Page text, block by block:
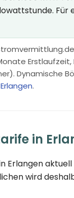
Dynamische
.
in
Erlangen aktuell
wird